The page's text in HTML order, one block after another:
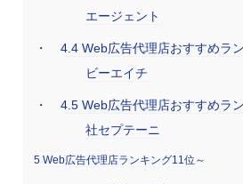
エージェント
4.4Web広告代理店おすすめラ
ビーエイチ
4.5Web広告代理店おすすめラ
社セプテーニ
5Web広告代理店ランキング11位～